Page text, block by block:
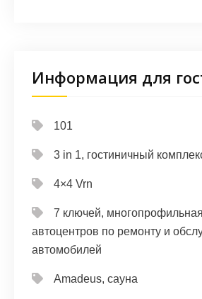
Информация для
101
3 in 1, гостиничный
4×4 Vrn
7 ключей,
автоцентров по ремонту и
автомобилей
Amadeus, сауна